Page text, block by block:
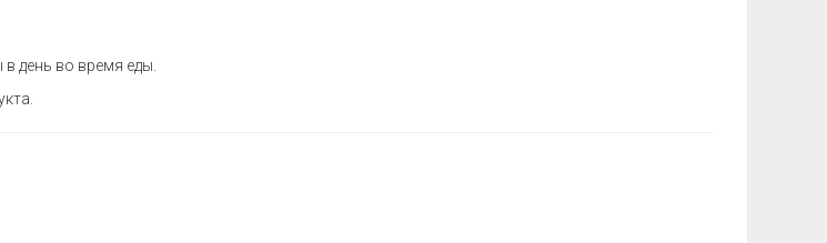
в день во время еды.